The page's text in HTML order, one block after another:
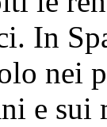
In
nei
e